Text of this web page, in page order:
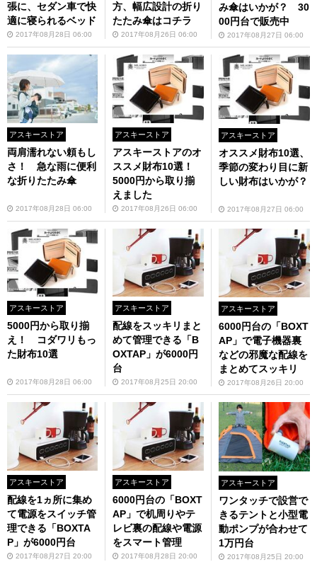
張に、セダン車で快
適に寝られるベッド
2017年08月28日 06:00
方、幅広設計の折り
たたみ傘はコチラ
2017年08月26日 06:00
み傘はいかが？ 30
00円台で販売中
2017年08月27日 06:00
アスキーストア
両肩濡れない頼もし
さ！ 急な雨に便利
な折りたたみ傘
2017年08月28日 06:00
アスキーストア
アスキーストアのオ
ススメ財布10選！
5000円から取り揃
えました
2017年08月26日 06:00
アスキーストア
オススメ財布10選、
季節の変わり目に新
しい財布はいかが？
2017年08月27日 06:00
アスキーストア
5000円から取り揃
え！ コダワリもっ
た財布10選
2017年08月28日 06:00
アスキーストア
配線をスッキリまと
めて管理できる「B
OXTAP」が6000円
台
2017年08月25日 20:00
アスキーストア
6000円台の「BOXT
AP」で電子機器裏
などの邪魔な配線を
まとめてスッキリ
2017年08月26日 20:00
アスキーストア
配線を1ヵ所に集め
て電源をスイッチ管
理できる「BOXTA
P」が6000円台
2017年08月27日 20:00
アスキーストア
6000円台の「BOXT
AP」で机周りやテ
レビ裏の配線や電源
をスマート管理
2017年08月28日 20:00
アスキーストア
ワンタッチで設営で
きるテントと小型電
動ポンプが合わせて
1万円台
2017年08月25日 20:00